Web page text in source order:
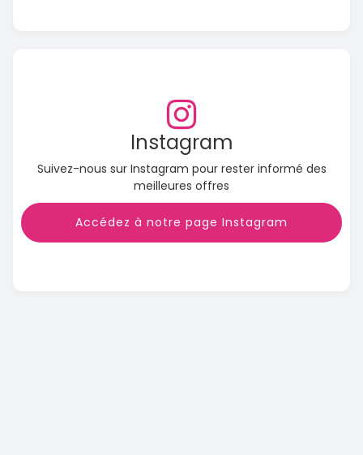
Instagram
Suivez-nous sur Instagram pour rester informé des
meilleures offres
Accédez à notre page Instagram